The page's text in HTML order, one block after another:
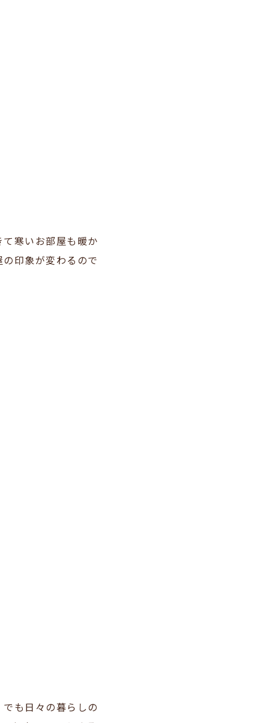
寒いお部屋も暖か
印象が変わるので
も日々の暮らしの